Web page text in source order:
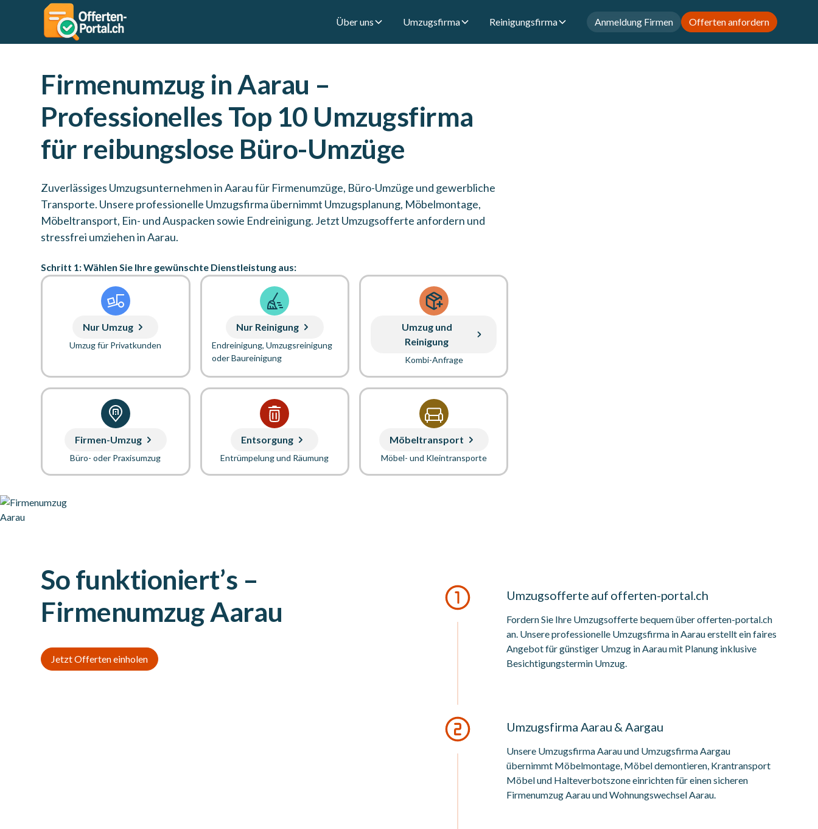
Über uns Umzugsfirma Reinigungsfirma Anmeldung Firmen Offerten anfordern
Firmenumzug in Aarau –
Professionelles Top 10 Umzugsfirma
für reibungslose Büro-Umzüge
Zuverlässiges Umzugsunternehmen in Aarau für Firmenumzüge, Büro-Umzüge und gewerbliche
Transporte. Unsere professionelle Umzugsfirma übernimmt Umzugsplanung, Möbelmontage,
Möbeltransport, Ein- und Auspacken sowie Endreinigung. Jetzt Umzugsofferte anfordern und
stressfrei umziehen in Aarau.
Schritt 1: Wählen Sie Ihre gewünschte Dienstleistung aus:
Nur Umzug
Umzug für Privatkunden
Nur Reinigung
Endreinigung, Umzugsreinigung
oder Baureinigung
Umzug und
Reinigung
Kombi-Anfrage
Firmen-Umzug
Büro- oder Praxisumzug
Entsorgung
Entrümpelung und Räumung
Möbeltransport
Möbel- und Kleintransporte
So funktioniert’s –
Firmenumzug Aarau
Jetzt Offerten einholen
Umzugsofferte auf offerten-portal.ch
Fordern Sie Ihre Umzugsofferte bequem über offerten-portal.ch
an. Unsere professionelle Umzugsfirma in Aarau erstellt ein faires
Angebot für günstiger Umzug in Aarau mit Planung inklusive
Besichtigungstermin Umzug.
Umzugsfirma Aarau & Aargau
Unsere Umzugsfirma Aarau und Umzugsfirma Aargau
übernimmt Möbelmontage, Möbel demontieren, Krantransport
Möbel und Halteverbotszone einrichten für einen sicheren
Firmenumzug Aarau und Wohnungswechsel Aarau.